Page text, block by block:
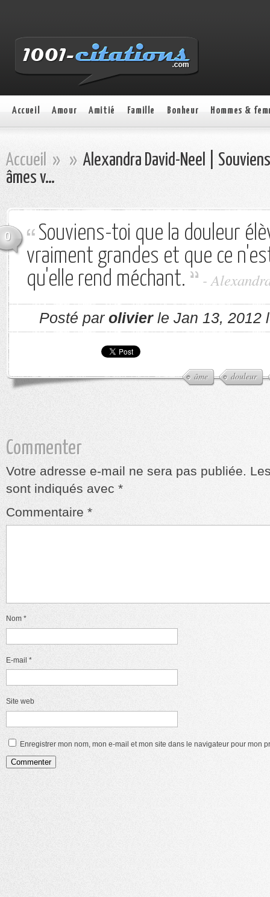
Accueil Amour Amitié Famille Bonheur Hommes &
Accueil » » Alexandra David-Neel |
âmes v…
0
Souviens-toi que la douleur
vraiment grandes et que ce
qu'elle rend méchant.
-
Posté par olivierle Jan 13, 2012
âme douleur
Commenter
Votre adresse e-mail ne sera pas publiée.
sont indiqués avec *
Commentaire *
Nom *
E-mail *
Site web
Enregistrer mon nom, mon e-mail et mon site dans le navigateur pour mon